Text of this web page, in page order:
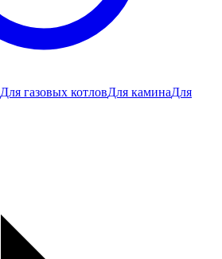
Для газовых котловДля каминаДля